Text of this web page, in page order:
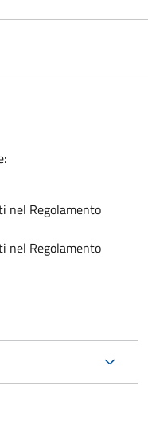
nel Regolamento
nel Regolamento